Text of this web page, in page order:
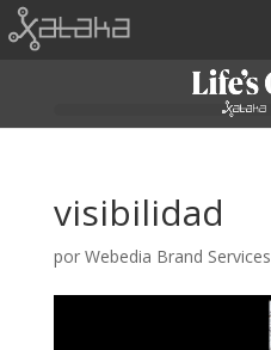
visibilidad
por Webedia Brand Services